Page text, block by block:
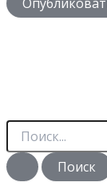
П
и
с